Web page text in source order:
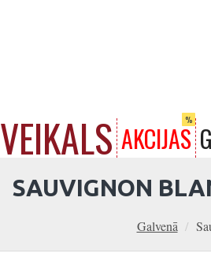
VEIKALS AKCIJAS
%
Galvenā
SAUVIGNON